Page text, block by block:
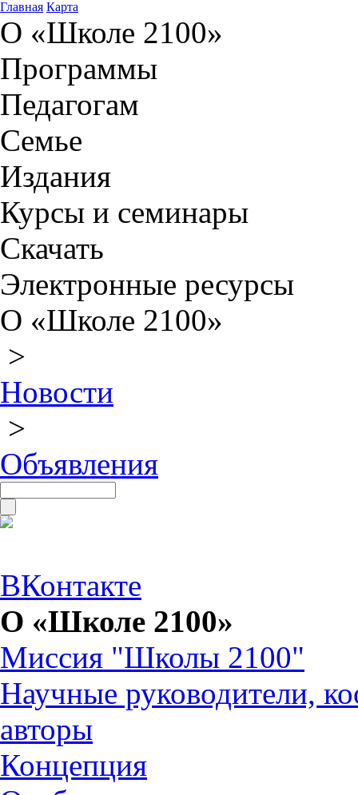
Главная Карта
О «Школе 2100»
Программы
Педагогам
Семье
Издания
Курсы и семинары
Скачать
Электронные ресурсы
О «Школе 2100»
>
Новости
>
Объявления
ВКонтакте
О «Школе 2100»
Миссия "Школы 2100"
Научные руководители,
авторы
Концепция